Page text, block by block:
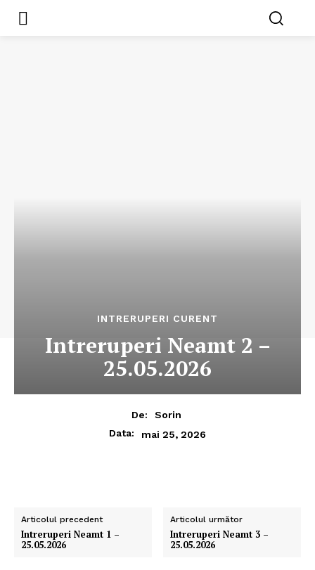
INTRERUPERI CURENT
Intreruperi Neamt 2 –
25.05.2026
De:
Sorin
Data:
mai 25, 2026
Articolul precedent
Intreruperi Neamt 1 –
25.05.2026
Articolul următor
Intreruperi Neamt 3 –
25.05.2026